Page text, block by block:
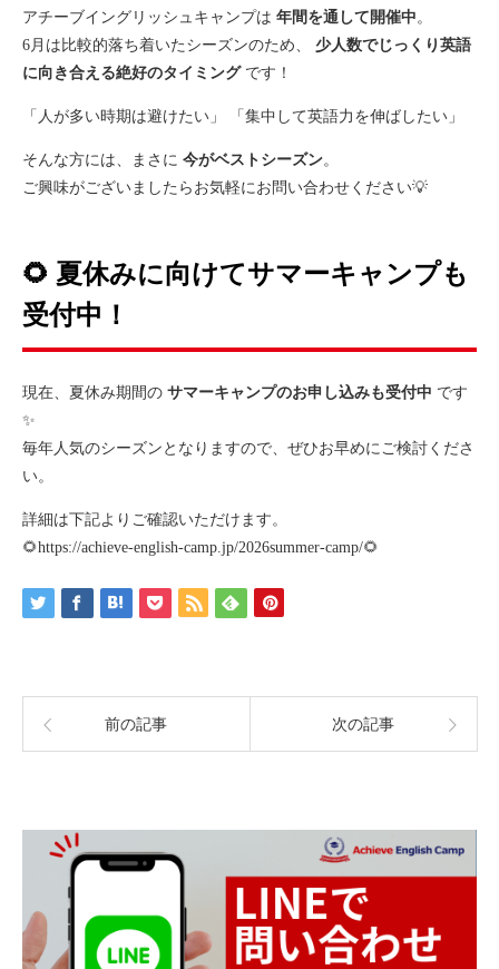
アチーブイングリッシュキャンプは 年間を通して開催中 。
6月は比較的落ち着いたシーズンのため、 少人数でじっくり英語
に向き合える絶好のタイミングです！
「人が多い時期は避けたい」 「集中して英語力を伸ばしたい」
そんな方には、まさに 今がベストシーズン。
ご興味がございましたらお気軽にお問い合わせください💡
🌻 夏休みに向けてサマーキャンプも
受付中！
現在、夏休み期間の サマーキャンプのお申し込みも受付中 です
✨
毎年人気のシーズンとなりますので、ぜひお早めにご検討くださ
い。
詳細は下記よりご確認いただけます。
🌻https://achieve-english-camp.jp/2026summer-camp/🌻
前の記事 次の記事